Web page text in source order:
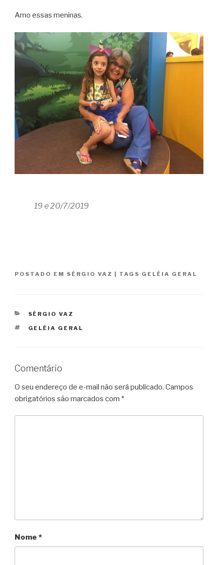
Amo essas meninas.
19 e 20/7/2019
POSTADO EM SÉRGIO VAZ TAGS GELÉIA GERAL
CATEGORIAS
SÉRGIO VAZ
TAGS
GELÉIA GERAL
Comentário
O seu endereço de e-mail não será publicado. Campos
obrigatórios são marcados com *
Nome *